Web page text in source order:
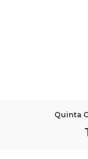
Quinta